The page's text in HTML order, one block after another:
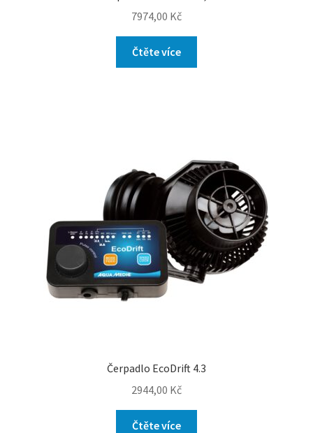
7974,00 Kč
Čtěte více
Čerpadlo EcoDrift 4.3
2944,00 Kč
Čtěte více